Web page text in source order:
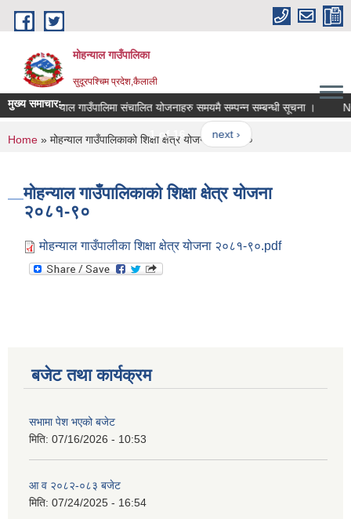
Skip to main content
मोहन्याल गाउँपालिका
सुदूरपश्चिम प्रदेश,कैलाली
मुख्य समाचारः-मोहन्याल गाउँपालिमा संचालित योजनाहरु समयमै सम्पन्न सम्बन्धी सूचना ।
1 of 16 next ›
You are here
Home » मोहन्याल गाउँपालिकाको शिक्षा क्षेत्र योजना २०८१-९०
मोहन्याल गाउँपालिकाको शिक्षा क्षेत्र योजना
२०८१-९०
मोहन्याल गाउँपालीका शिक्षा क्षेत्र योजना २०८१-९०.pdf
बजेट तथा कार्यक्रम
सभामा पेश भएको बजेट
मिति: 07/16/2026 - 10:53
आ व २०८२-०८३ बजेट
मिति: 07/24/2025 - 16:54